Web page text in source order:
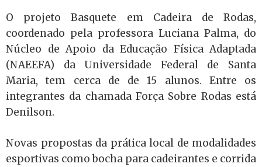
O projeto Basquete em Cadeira de Rodas,
coordenado pela professora Luciana Palma, do
Núcleo de Apoio da Educação Física Adaptada
(NAEEFA) da Universidade Federal de Santa
Maria, tem cerca de de 15 alunos. Entre os
integrantes da chamada Força Sobre Rodas está
Denilson.
Novas propostas da prática local de modalidades
esportivas como bocha para cadeirantes e corrida